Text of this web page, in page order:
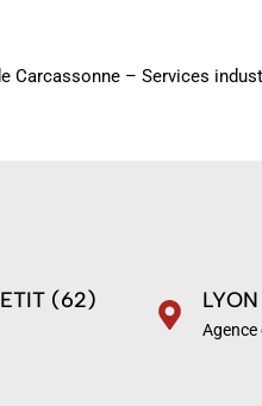
Carcassonne – Services
(62)
Agence